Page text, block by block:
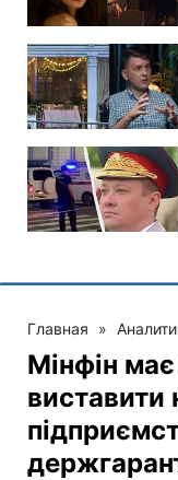
Главная »
Мінфін
виставити